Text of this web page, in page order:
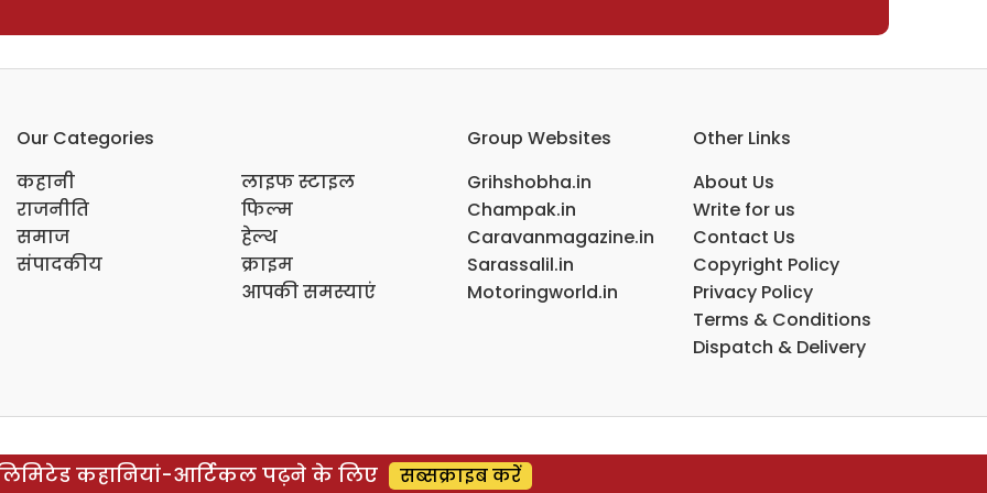
Our Categories
कहानी
राजनीति
समाज
संपादकीय
लाइफ स्टाइल
फिल्म
हेल्थ
क्राइम
आपकी समस्याएं
Group Websites
Grihshobha.in
Champak.in
Caravanmagazine.in
Sarassalil.in
Motoringworld.in
Other Links
About Us
Write for us
Contact Us
Copyright Policy
Privacy Policy
Terms & Conditions
Dispatch & Delivery
कहानियां-आर्टिकल पढ़ने के लिए सब्सक्राइब करें